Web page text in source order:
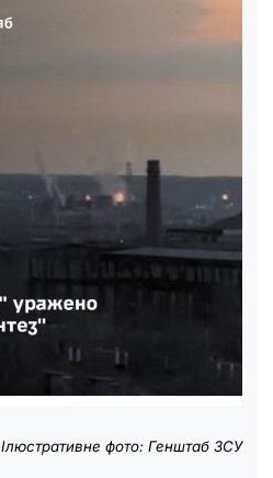
Ілюстративне фото: Генштаб ЗСУ